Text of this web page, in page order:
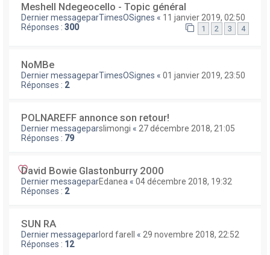
Meshell Ndegeocello - Topic général
Dernier messageparTimesOSignes « 11 janvier 2019, 02:50
Réponses : 300 1 2 3 4
NoMBe
Dernier messageparTimesOSignes « 01 janvier 2019, 23:50
Réponses : 2
POLNAREFF annonce son retour!
Dernier messageparslimongi « 27 décembre 2018, 21:05
Réponses : 79
David Bowie Glastonburry 2000
Dernier messageparEdanea « 04 décembre 2018, 19:32
Réponses : 2
SUN RA
Dernier messageparlord farell « 29 novembre 2018, 22:52
Réponses : 12